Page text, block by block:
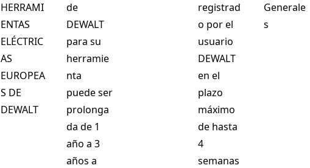
HERRAMI
ENTAS
ELÉCTRIC
AS
EUROPEA
S DE
DEWALT
de
DEWALT
para su
herramie
nta
puede ser
prolonga
da de 1
año a 3
años a
registrad
o por el
usuario
DEWALT
en el
plazo
máximo
de hasta
4
semanas
Generale
s